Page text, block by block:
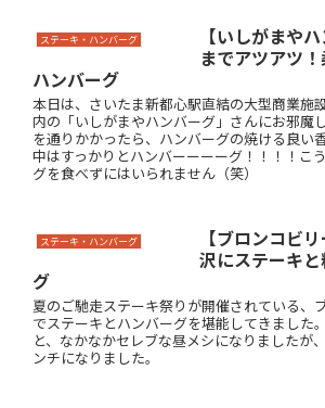
ステーキ・ハンバーグ
【いしがまや
までアツアツ
ハンバーグ
本日は、さいたま新都心駅直結の大型商業施
内の「いしがまやハンバーグ」さんにお邪魔
を通りかかったら、ハンバーグの焼ける良い
中はすっかりとハンバーーーーグ！！！！こ
グを食べずにはいられません（笑）
ステーキ・ハンバーグ
【ブロンコビ
沢にステーキ
グ
夏のご馳走ステーキ祭りが開催されている、
でステーキとハンバーグを堪能してきました
と、なかなかセレブな昼メシになりましたが
ンチになりました。